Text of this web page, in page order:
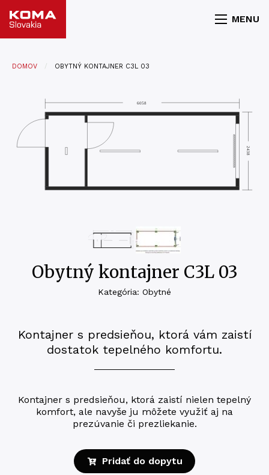
MENU
DOMOV OBYTNÝ KONTAJNER C3L 03
Obytný kontajner C3L 03
Kategória: Obytné
Kontajner s predsieňou, ktorá vám zaistí
dostatok tepelného komfortu.
Kontajner s predsieňou, ktorá zaistí nielen tepelný
komfort, ale navyše ju môžete využiť aj na
prezúvanie či prezliekanie.
Pridať do dopytu